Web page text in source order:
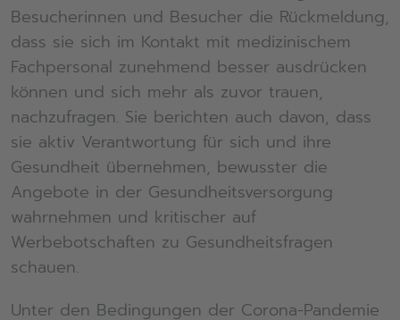
Besucherinnen und Besucher die Rückmeldung,
dass sie sich im Kontakt mit medizinischem
Fachpersonal zunehmend besser ausdrücken
können und sich mehr als zuvor trauen,
nachzufragen. Sie berichten auch davon, dass
sie aktiv Verantwortung für sich und ihre
Gesundheit übernehmen, bewusster die
Angebote in der Gesundheitsversorgung
wahrnehmen und kritischer auf
Werbebotschaften zu Gesundheitsfragen
schauen.
Unter den Bedingungen der Corona-Pandemie